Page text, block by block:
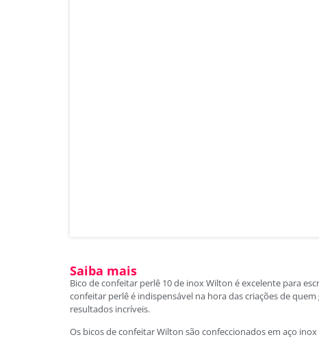
Saiba mais
Bico de confeitar perlê 10 de inox Wilton é excelente para
confeitar perlê é indispensável na hora das criações de
resultados incríveis.
Os bicos de confeitar Wilton são confeccionados em aço